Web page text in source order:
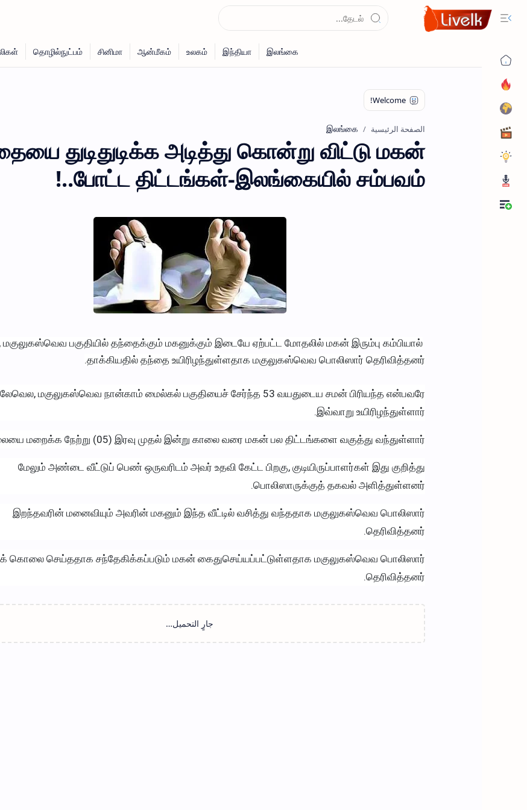
الصفحة الرئيسية இலங்கை
துடிதுடிக்க அடித்து கொன்று விட்டு மகன்
போட்ட திட்டங்கள்-இலங்கையில் சம்பவம்..!
பகுதியில் தந்தைக்கும் மகனுக்கும் இடையே ஏற்பட்ட மோதலில் மகன் இரும்பு கம்பியால்
தாக்கியதில் தந்தை உயிரிழந்துள்ளதாக மகுலுகஸ்வெவ பொலிஸார் தெரிவித்தனர்.
மகுலுகஸ்வெவ நான்காம் மைல்கல் பகுதியைச் சேர்ந்த 53 வயதுடைய சமன் பிரியந்த என்பவரே
இவ்வாறு உயிரிழந்துள்ளார்.
மறைக்க நேற்று (05) இரவு முதல் இன்று காலை வரை மகன் பல திட்டங்களை வகுத்து வந்துள்ளார்.
மேலும் அண்டை வீட்டுப் பெண் ஒருவரிடம் அவர் உதவி கேட்ட பிறகு, குடியிருப்பாளர்கள் இது குறித்து
பொலிஸாருக்குத் தகவல் அளித்துள்ளனர்.
இறந்தவரின் மனைவியும் அவரின் மகனும் இந்த வீட்டில் வசித்து வந்ததாக மகுலுகஸ்வெவ பொலிஸார்
தெரிவித்தனர்.
கொலை செய்ததாக சந்தேகிக்கப்படும் மகன் கைதுசெய்யப்பட்டுள்ளதாக மகுலுகஸ்வெவ பொலிஸார்
தெரிவித்தனர்.